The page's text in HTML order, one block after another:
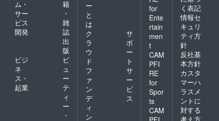
ム・
サー
ビス
開発
籍
・
雑
誌
出
版
ビジ
ネ
ス・
起業
ビ
ュ
ー
テ
ィ
ー
・
ー
と
は
ク
ラ
ウ
ド
フ
ァ
ン
デ
ィ
ン
サ
ポ
ー
ト
サ
ー
ビ
ス
for
Ente
rtain
men
t
CAM
PFI
RE
for
Spor
ts
CAM
く表記
情報セ
キュリ
ティ方
針
反社基
本方針
カスタ
マーハ
ラスメ
ントに
対する
考え方